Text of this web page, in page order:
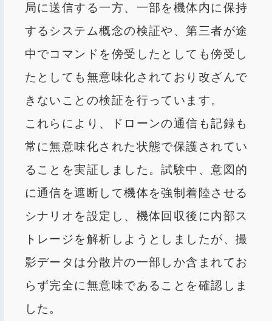
局に送信する一方、一部を機体内に保持
するシステム概念の検証や、第三者が途
中でコマンドを傍受したとしても傍受し
たとしても無意味化されており改ざんで
きないことの検証を行っています。
これらにより、ドローンの通信も記録も
常に無意味化された状態で保護されてい
ることを実証しました。試験中、意図的
に通信を遮断して機体を強制着陸させる
シナリオを設定し、機体回収後に内部ス
トレージを解析しようとしましたが、撮
影データは分散片の一部しか含まれてお
らず完全に無意味であることを確認しま
した。